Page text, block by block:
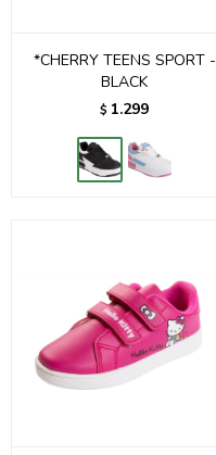
*CHERRY TEENS SPORT -
BLACK
$ 1.299